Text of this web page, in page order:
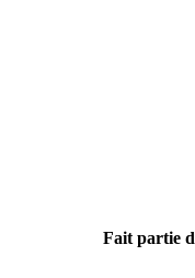
Fait partie